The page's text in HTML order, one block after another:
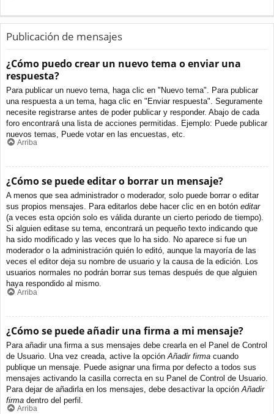
Publicación de mensajes
¿Cómo puedo crear un nuevo tema o enviar una
respuesta?
Para publicar un nuevo tema, haga clic en "Nuevo tema". Para publicar
una respuesta a un tema, haga clic en "Enviar respuesta". Seguramente
necesite registrarse antes de poder publicar y responder. Abajo de cada
foro encontrará una lista de acciones permitidas. Ejemplo: Puede publicar
nuevos temas, Puede votar en las encuestas, etc.
Arriba
¿Cómo se puede editar o borrar un mensaje?
A menos que sea administrador o moderador, solo puede borrar o editar
sus propios mensajes. Para editarlos debe hacer clic en en botón editar
(a veces esta opción solo es válida durante un cierto periodo de tiempo).
Si alguien editase su tema, encontrará un pequeño texto indicando que
ha sido modificado y las veces que lo ha sido. No aparece si fue un
moderador o la administración quién lo editó, aunque la mayoría de las
veces el editor deja su nombre de usuario y la causa de la edición. Los
usuarios normales no podrán borrar sus temas después de que alguien
haya respondido al mismo.
Arriba
¿Cómo se puede añadir una firma a mi mensaje?
Para añadir una firma a sus mensajes debe crearla en el Panel de Control
de Usuario. Una vez creada, active la opción Añadir firma cuando
publique un mensaje. Puede asignar una firma por defecto a todos sus
mensajes activando la casilla correcta en su Panel de Control de Usuario.
Para dejar de añadirla en los mensajes, debe desactivar la opción Añadir
firma dentro del perfil.
Arriba